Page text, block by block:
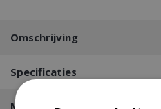
Omschrijving
Specificaties
Merk